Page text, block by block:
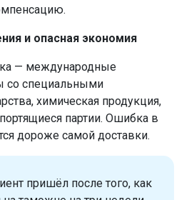
и опасная экономия
— международные
со специальными
химическая продукция,
партии. Ошибка в
дороже самой доставки.
пришёл после того, как